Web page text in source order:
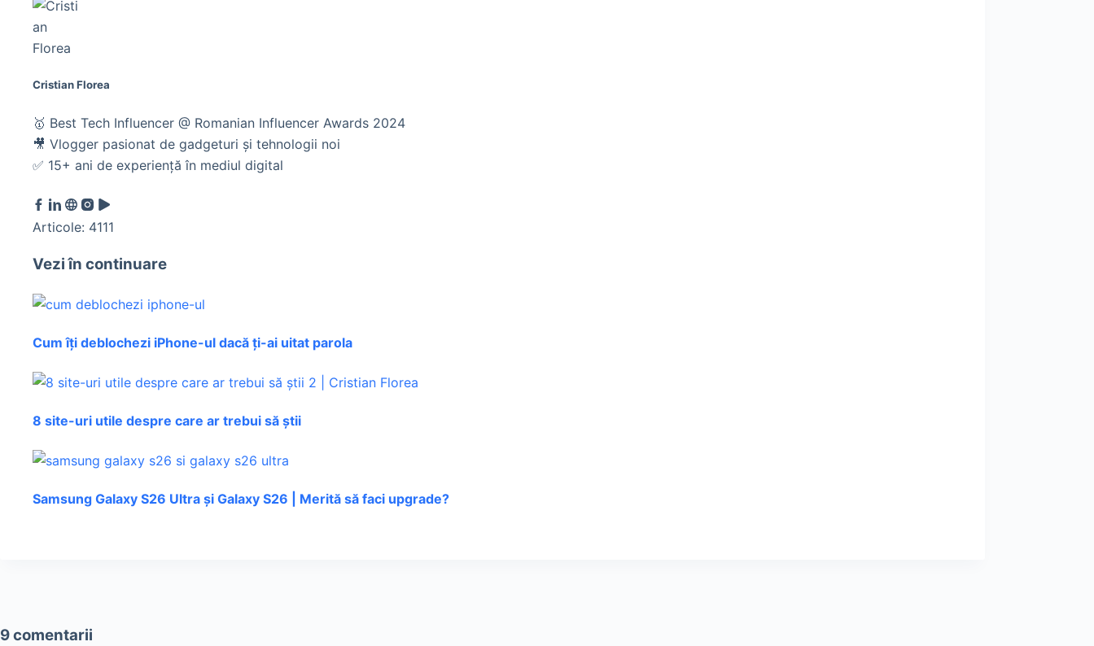
Cristian Florea
🥇 Best Tech Influencer @ Romanian Influencer Awards 2024
🎥 Vlogger pasionat de gadgeturi și tehnologii noi
✅ 15+ ani de experiență în mediul digital
Articole: 4111
Vezi în continuare
Cum îți deblochezi iPhone-ul dacă ți-ai uitat parola
8 site-uri utile despre care ar trebui să știi
Samsung Galaxy S26 Ultra și Galaxy S26 | Merită să faci upgrade?
9 comentarii